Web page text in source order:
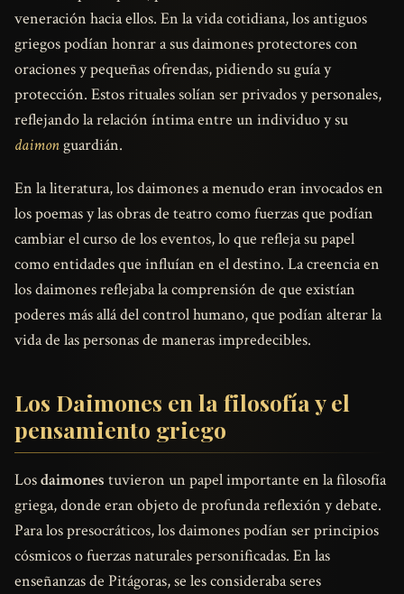
veneración hacia ellos. En la vida cotidiana, los antiguos
griegos podían honrar a sus daimones protectores con
oraciones y pequeñas ofrendas, pidiendo su guía y
protección. Estos rituales solían ser privados y personales,
reflejando la relación íntima entre un individuo y su
daimonguardián.
En la literatura, los daimones a menudo eran invocados en
los poemas y las obras de teatro como fuerzas que podían
cambiar el curso de los eventos, lo que refleja su papel
como entidades que influían en el destino. La creencia en
los daimones reflejaba la comprensión de que existían
poderes más allá del control humano, que podían alterar la
vida de las personas de maneras impredecibles.
Los Daimones en la filosofía y el
pensamiento griego
Losdaimones tuvieron un papel importante en la filosofía
griega, donde eran objeto de profunda reflexión y debate.
Para los presocráticos, los daimones podían ser principios
cósmicos o fuerzas naturales personificadas. En las
enseñanzas de Pitágoras, se les consideraba seres